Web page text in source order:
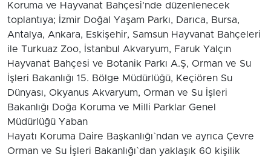
Koruma ve Hayvanat Bahçesi'nde düzenlenecek
toplantıya; İzmir Doğal Yaşam Parkı, Darıca, Bursa,
Antalya, Ankara, Eskişehir, Samsun Hayvanat Bahçeleri
ile Turkuaz Zoo, İstanbul Akvaryum, Faruk Yalçın
Hayvanat Bahçesi ve Botanik Parkı A.Ş, Orman ve Su
İşleri Bakanlığı 15. Bölge Müdürlüğü, Keçiören Su
Dünyası, Okyanus Akvaryum, Orman ve Su İşleri
Bakanlığı Doğa Koruma ve Milli Parklar Genel
Müdürlüğü Yaban
Hayatı Koruma Daire Başkanlığı`ndan ve ayrıca Çevre
Orman ve Su İşleri Bakanlığı`dan yaklaşık 60 kişilik